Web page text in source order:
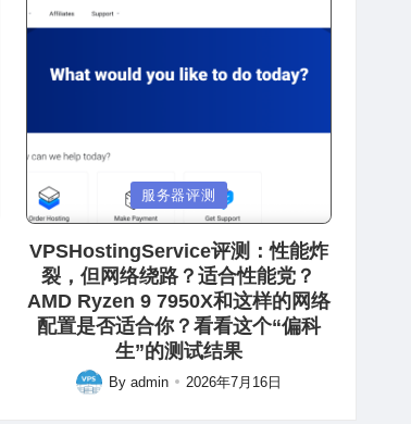
Posted
in
服务器评测
VPSHostingService评测：性能炸
裂，但网络绕路？适合性能党？
AMD Ryzen 9 7950X和这样的网络
配置是否适合你？看看这个“偏科
生”的测试结果
Posted
By admin 2026年7月16日